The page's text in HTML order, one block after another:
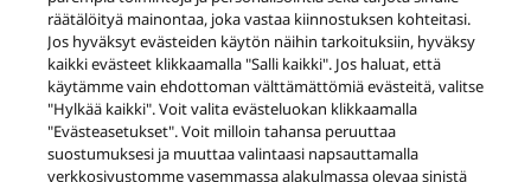
Käyttöehdot
Tietosuojakäytäntö
Evästekäytäntö
Käytettävyys
Ilmoita esteistä
EU Data Act
Lakisääteinen virhevastuu
Area/Country
Copyright © 2026 Panasonic All rights reserved.
räätälöityä mainontaa, joka vastaa kiinnostuksen kohteitasi.
Jos hyväksyt evästeiden käytön näihin tarkoituksiin, hyväksy
kaikki evästeet klikkaamalla "Salli kaikki". Jos haluat, että
käytämme vain ehdottoman välttämättömiä evästeitä, valitse
"Hylkää kaikki". Voit valita evästeluokan klikkaamalla
"Evästeasetukset". Voit milloin tahansa peruuttaa
suostumuksesi ja muuttaa valintaasi napsauttamalla
verkkosivustomme vasemmassa alakulmassa olevaa sinistä